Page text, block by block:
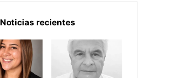
Noticias recientes